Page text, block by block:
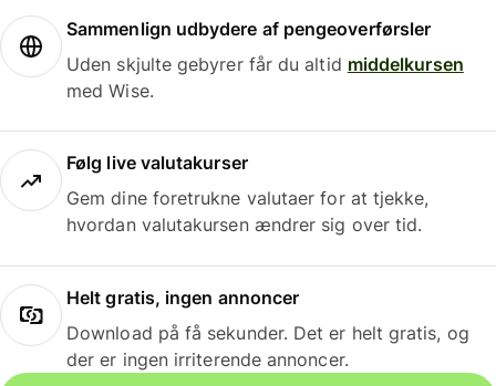
Sammenlign udbydere af pengeoverførsler
Uden skjulte gebyrer får du altid middelkursen
med Wise.
Følg live valutakurser
Gem dine foretrukne valutaer for at tjekke,
hvordan valutakursen ændrer sig over tid.
Helt gratis, ingen annoncer
Download på få sekunder. Det er helt gratis, og
der er ingen irriterende annoncer.